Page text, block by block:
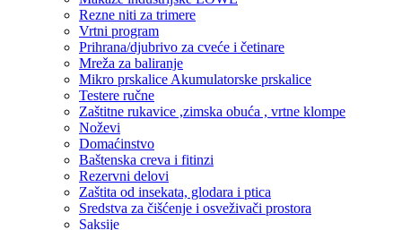
Rezne niti za trimere
Vrtni program
Prihrana/djubrivo za cveće i četinare
Mreža za baliranje
Mikro prskalice Akumulatorske prskalice
Testere ručne
Zaštitne rukavice ,zimska obuća , vrtne klompe
Noževi
Domaćinstvo
Baštenska creva i fitinzi
Rezervni delovi
Zaštita od insekata, glodara i ptica
Sredstva za čišćenje i osveživači prostora
Saksije